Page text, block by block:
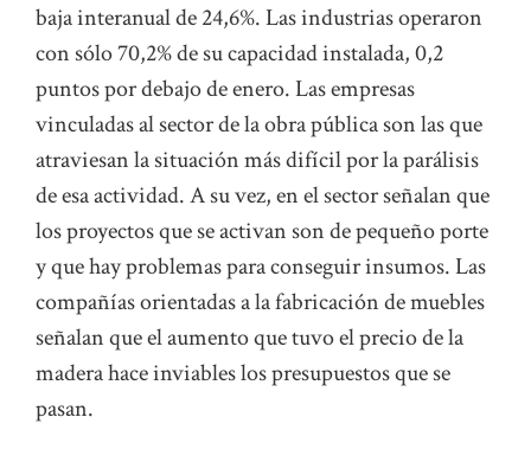
baja interanual de 24,6%. Las industrias operaron
con sólo 70,2% de su capacidad instalada, 0,2
puntos por debajo de enero. Las empresas
vinculadas al sector de la obra pública son las que
atraviesan la situación más difícil por la parálisis
de esa actividad. A su vez, en el sector señalan que
los proyectos que se activan son de pequeño porte
y que hay problemas para conseguir insumos. Las
compañías orientadas a la fabricación de muebles
señalan que el aumento que tuvo el precio de la
madera hace inviables los presupuestos que se
pasan.